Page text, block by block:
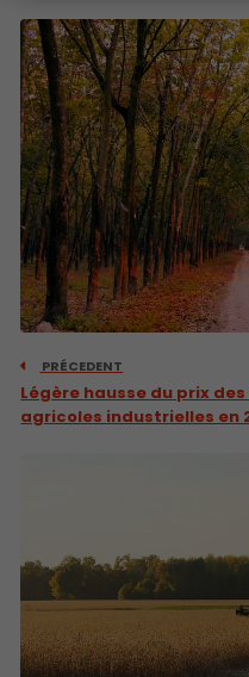
PRÉCEDENT
Légère hausse du prix
agricoles industrielles en